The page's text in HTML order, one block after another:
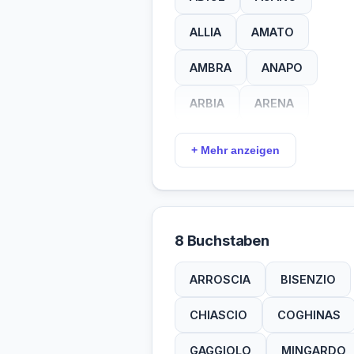
ALLIA AMATO
AMBRA ANAPO
ARBIA ARENA
BOITE
CERVO CIANE
CONCA CRATI
DORDO EISAK
ESINO ETSCH
+ Mehr anzeigen
8 Buchstaben
ARROSCIA BISENZIO
CHIASCIO COGHINAS
GAGGIOLO MINGARDO